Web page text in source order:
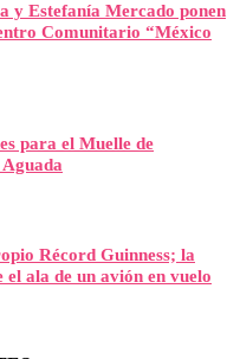
y Estefanía Mercado ponen
Comunitario “México
para el Muelle de
Récord Guinness; la
ala de un avión en vuelo